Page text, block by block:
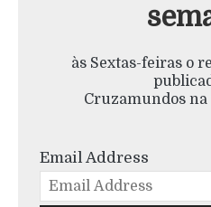
às Sextas-feiras o
Cruzamundos
Email Address